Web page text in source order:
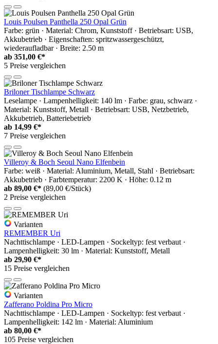
Louis Poulsen Panthella 250 Opal Grün
Farbe: grün · Material: Chrom, Kunststoff · Betriebsart: USB,
Akkubetrieb · Eigenschaften: spritzwassergeschützt,
wiederaufladbar · Breite: 2.50 m
ab 351,00 €*
5 Preise vergleichen
Briloner Tischlampe Schwarz
Leselampe · Lampenhelligkeit: 140 lm · Farbe: grau, schwarz ·
Material: Kunststoff, Metall · Betriebsart: USB, Netzbetrieb,
Akkubetrieb, Batteriebetrieb
ab 14,99 €*
7 Preise vergleichen
Villeroy & Boch Seoul Nano Elfenbein
Farbe: weiß · Material: Aluminium, Metall, Stahl · Betriebsart:
Akkubetrieb · Farbtemperatur: 2200 K · Höhe: 0.12 m
ab 89,00 €* (89,00 €/Stück)
2 Preise vergleichen
Varianten
REMEMBER Uri
Nachttischlampe · LED-Lampen · Sockeltyp: fest verbaut ·
Lampenhelligkeit: 30 lm · Material: Kunststoff, Metall
ab 29,90 €*
15 Preise vergleichen
Varianten
Zafferano Poldina Pro Micro
Nachttischlampe · LED-Lampen · Sockeltyp: fest verbaut ·
Lampenhelligkeit: 142 lm · Material: Aluminium
ab 80,00 €*
105 Preise vergleichen